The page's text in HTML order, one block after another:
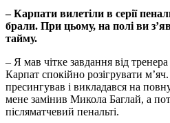
– Карпати вилетіли в серії
брали. При цьому, на полі ви
тайму.
– Я мав чітке завдання від
Карпат спокійно розігрувати
пресингував і викладався на
мене замінив Микола Баглай, а
післяматчевий пенальті.